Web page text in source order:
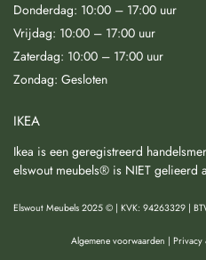
Donderdag: 10:00 – 17:00 uur
Vrijdag: 10:00 – 17:00 uur
Zaterdag: 10:00 – 17:00 uur
Zondag: Gesloten
IKEA
Ikea is een geregistreerd
elswout meubels® is NIET gelieerd
Elswout Meubels 2025 © | KVK: 94263329 |
Algemene voorwaarden | Privacy